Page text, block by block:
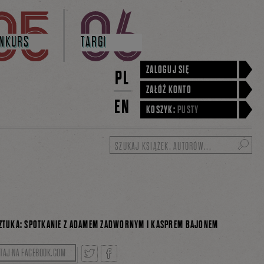
TARGI
PL
EN
ZALOGUJ SIĘ
ZAŁÓŻ KONTO
KOSZYK: PUSTY
SPOTKANIE Z ADAMEM ZADWORNYM I KASPREM BAJONEM
– z Adamem Zadwornym (autorem książki
NA FACEBOOK.COM